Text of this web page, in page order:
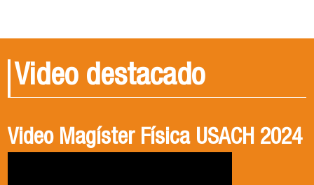
Video destacado
Video Magíster Física USACH 2024
Video Doctorado Física USACH